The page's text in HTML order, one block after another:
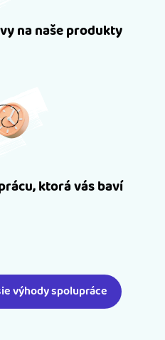
na naše produkty
ktorá vás baví
výhody spolupráce